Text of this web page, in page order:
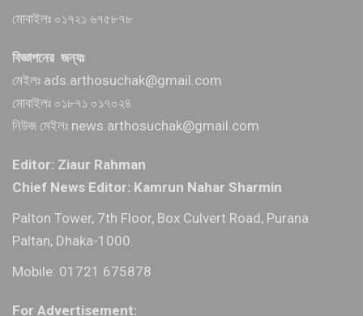
মোবাইলঃ ০১৭২১ ৬৭৫৮৭৮
বিজ্ঞাপনের জন্যঃ
মেইলঃ ads.arthosuchak@gmail.com
মোবাইলঃ ০১৮৭১ ০১৭০২৪
নিউজ মেইলঃ news.arthosuchak@gmail.com
Editor: Ziaur Rahman
Chief News Editor: Kamrun Nahar Sharmin
Palton Tower, 7th Floor, Box Culvert Road, Purana
Paltan, Dhaka-1000.
Mobile: 01721 675878
For Advertisement: